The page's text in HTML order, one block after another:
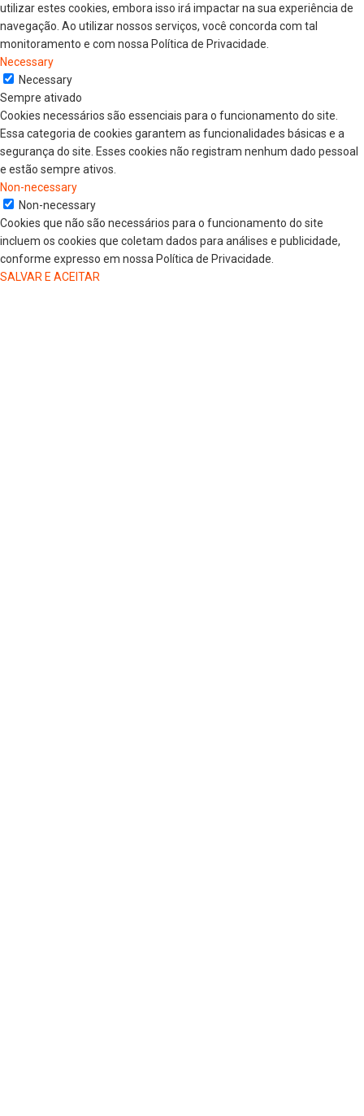
utilizar estes cookies, embora isso irá impactar na sua experiência de
navegação. Ao utilizar nossos serviços, você concorda com tal
monitoramento e com nossa Política de Privacidade.
Necessary
Necessary
Sempre ativado
Cookies necessários são essenciais para o funcionamento do site.
Essa categoria de cookies garantem as funcionalidades básicas e a
segurança do site. Esses cookies não registram nenhum dado pessoal
e estão sempre ativos.
Non-necessary
Non-necessary
Cookies que não são necessários para o funcionamento do site
incluem os cookies que coletam dados para análises e publicidade,
conforme expresso em nossa Política de Privacidade.
SALVAR E ACEITAR